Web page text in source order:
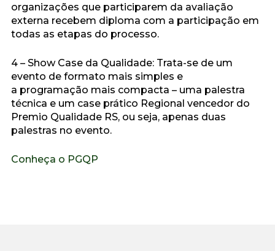
organizações que participarem da avaliação
externa recebem diploma com a participação em
todas as etapas do processo.
4 – Show Case da Qualidade: Trata-se de um
evento de formato mais simples e
a programação mais compacta – uma palestra
técnica e um case prático Regional vencedor do
Premio Qualidade RS, ou seja, apenas duas
palestras no evento.
Conheça o PGQP